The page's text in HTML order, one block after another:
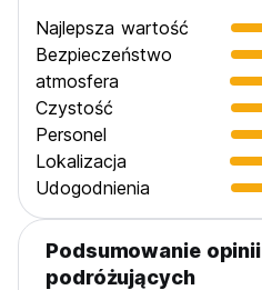
Najlepsza wartość
Bezpieczeństwo
atmosfera
Czystość
Personel
Lokalizacja
Udogodnienia
Podsumowanie opinii
podróżujących